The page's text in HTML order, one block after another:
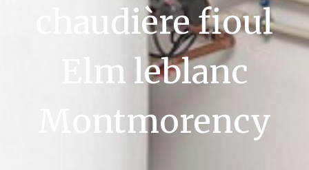
chaudière fioul
Elm leblanc
Montmorency